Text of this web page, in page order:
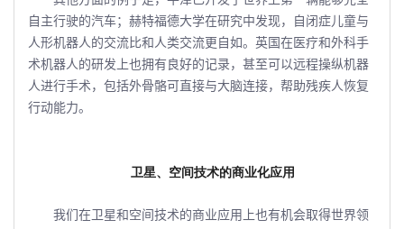
自主行驶的汽车；赫特福德大学在研究中发现，自闭症儿童与
人形机器人的交流比和人类交流更自如。英国在医疗和外科手
术机器人的研发上也拥有良好的记录，甚至可以远程操纵机器
人进行手术，包括外骨骼可直接与大脑连接，帮助残疾人恢复
行动能力。
卫星、空间技术的商业化应用
我们在卫星和空间技术的商业应用上也有机会取得世界领